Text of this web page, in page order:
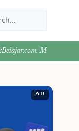
langkah suksesmu
AD